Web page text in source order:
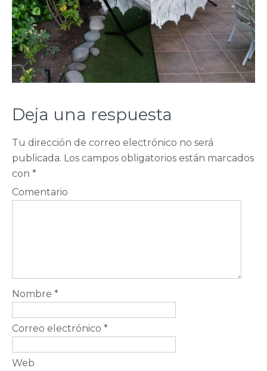
Deja una respuesta
Tu dirección de correo electrónico no será
publicada. Los campos obligatorios están marcados
con *
Comentario
Nombre *
Correo electrónico *
Web